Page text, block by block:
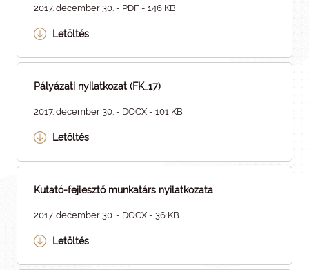
2017. december 30. - PDF - 146 KB
Letöltés
Pályázati nyilatkozat (FK_17)
2017. december 30. - DOCX - 101 KB
Letöltés
Kutató-fejlesztő munkatárs nyilatkozata
2017. december 30. - DOCX - 36 KB
Letöltés